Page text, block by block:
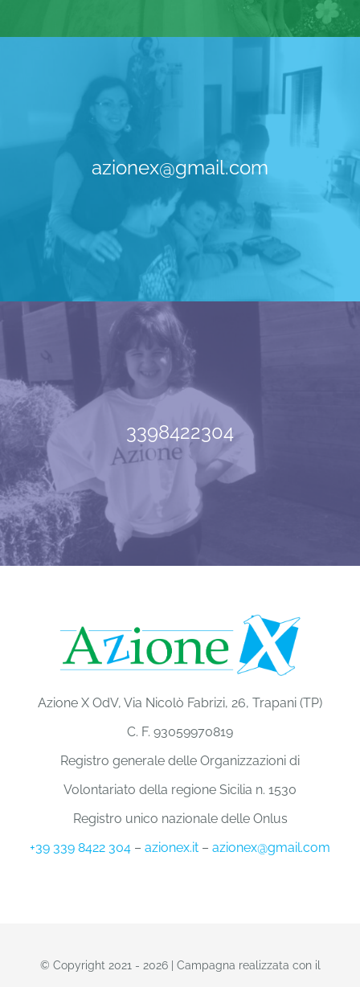
azionex@gmail.com
3398422304
Azione X OdV, Via Nicolò Fabrizi, 26, Trapani (TP)
C. F. 93059970819
Registro generale delle Organizzazioni di
Volontariato della regione Sicilia n. 1530
Registro unico nazionale delle Onlus
+39 339 8422 304 – azionex.it – azionex@gmail.com
© Copyright 2021 - 2026 | Campagna realizzata con il